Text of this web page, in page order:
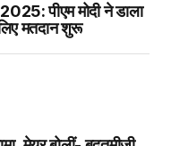
पीएम मोदी ने डाला
मतदान शुरू